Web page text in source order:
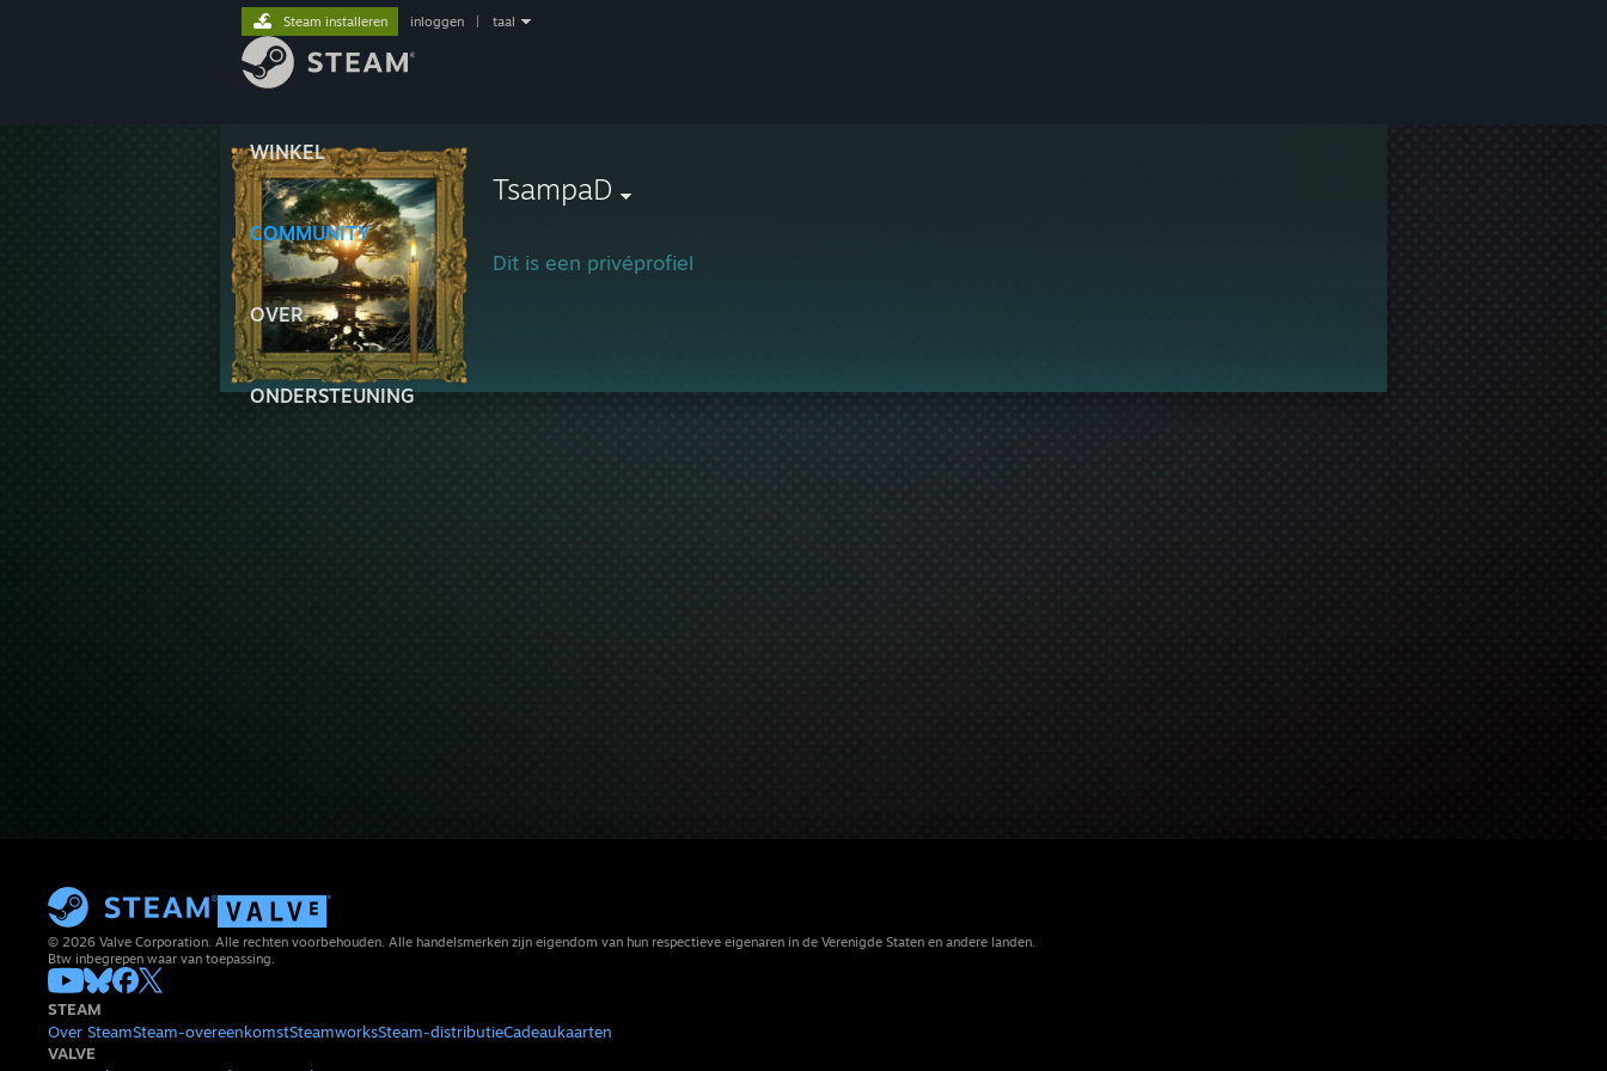
WINKEL
COMMUNITY
OVER
ONDERSTEUNING
Steam installeren inloggen taal
TsampaD
Dit is een privéprofiel
© 2026 Valve Corporation. Alle rechten voorbehouden. Alle handelsmerken zijn eigendom van hun respectieve eigenaren in de Verenigde Staten en andere landen.
Btw inbegrepen waar van toepassing.
STEAM
Over SteamSteam-overeenkomstSteamworksSteam-distributieCadeaukaarten
VALVE